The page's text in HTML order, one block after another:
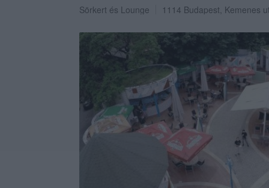
Sörkert és Lounge 1114 Budapest, Kemenes